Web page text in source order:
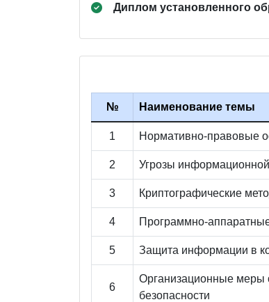
Диплом установленного
№ Наименование темы
1 Нормативно-правовые
2 Угрозы
3 Криптографические
4 Программно-
5 Защита информации в
6
Организационные меры
безопасности